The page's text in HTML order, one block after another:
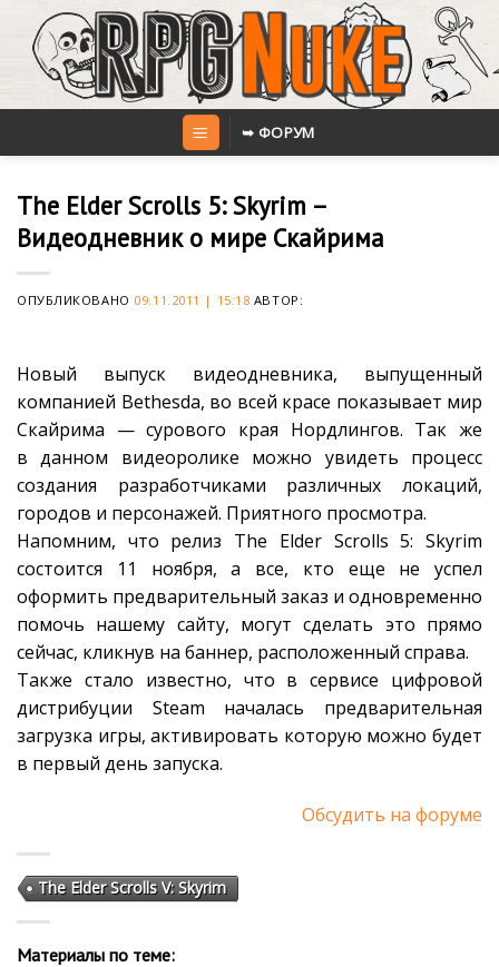
content
➥ ФОРУМ
The Elder Scrolls 5: Skyrim –
Видеодневник о мире Скайрима
ОПУБЛИКОВАНО 09.11.2011 | 15:18 АВТОР:
Новый выпуск видеодневника, выпущенный
компанией Bethesda, во всей красе показывает мир
Скайрима — сурового края Нордлингов. Так же
в данном видеоролике можно увидеть процесс
создания разработчиками различных локаций,
городов и персонажей. Приятного просмотра.
Напомним, что релиз The Elder Scrolls 5: Skyrim
состоится 11 ноября, а все, кто еще не успел
оформить предварительный заказ и одновременно
помочь нашему сайту, могут сделать это прямо
сейчас, кликнув на баннер, расположенный справа.
Также стало известно, что в сервисе цифровой
дистрибуции Steam началась предварительная
загрузка игры, активировать которую можно будет
в первый день запуска.
Обсудить на форуме
The Elder Scrolls V: Skyrim
Материалы по теме: